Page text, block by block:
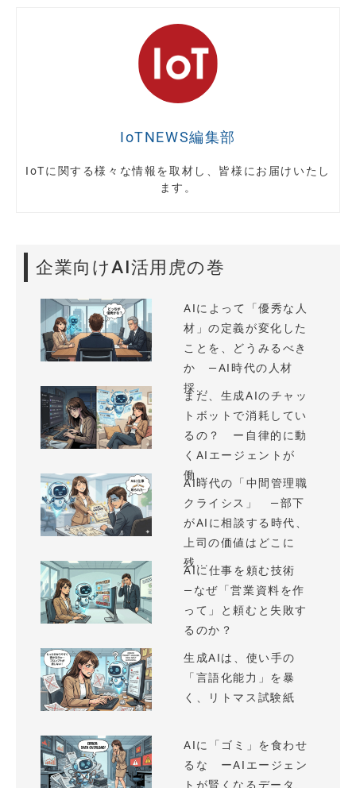
IoTNEWS編集部
IoTに関する様々な情報を取材し、皆様にお届けいたし
ます。
企業向けAI活用虎の巻
AIによって「優秀な人
材」の定義が変化した
ことを、どうみるべき
か —AI時代の人材
採...
まだ、生成AIのチャッ
トボットで消耗してい
るの？ ー自律的に動
くAIエージェントが
働...
AI時代の「中間管理職
クライシス」 —部下
がAIに相談する時代、
上司の価値はどこに
残...
AIに仕事を頼む技術
—なぜ「営業資料を作
って」と頼むと失敗す
るのか？
生成AIは、使い手の
「言語化能力」を暴
く、リトマス試験紙
AIに「ゴミ」を食わせ
るな ーAIエージェン